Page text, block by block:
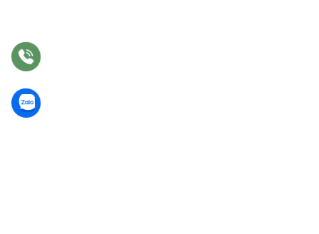
Dự án
Liên hệ
DỊCH VỤ
Tư vấn